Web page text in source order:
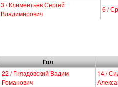
3 / Климентьев Сергей
Владимирович
6 /
Гол
22 / Гняздовский Вадим
Романович
14 /